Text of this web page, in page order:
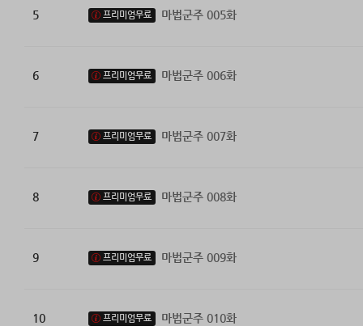
5 프리미엄무료 마법군주 005화
6 프리미엄무료 마법군주 006화
7 프리미엄무료 마법군주 007화
8 프리미엄무료 마법군주 008화
9 프리미엄무료 마법군주 009화
10 프리미엄무료 마법군주 010화